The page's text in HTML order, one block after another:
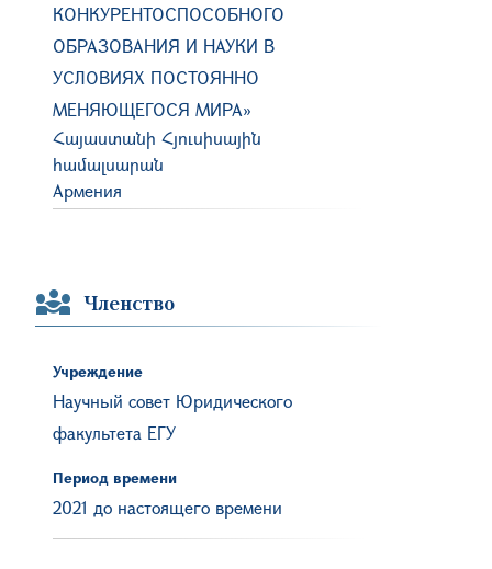
КОНКУРЕНТОСПОСОБНОГО
ОБРАЗОВАНИЯ И НАУКИ В
УСЛОВИЯХ ПОСТОЯННО
МЕНЯЮЩЕГОСЯ МИРА»
Հայաստանի Հյուսիսային
համալսարան
Армения
Членство
Учреждение
Научный совет Юридического
факультета ЕГУ
Период времени
2021 до настоящего времени